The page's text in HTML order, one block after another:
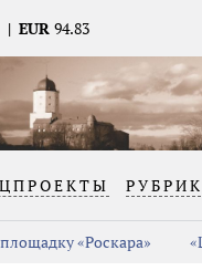
EUR 94.83
«Роскара»